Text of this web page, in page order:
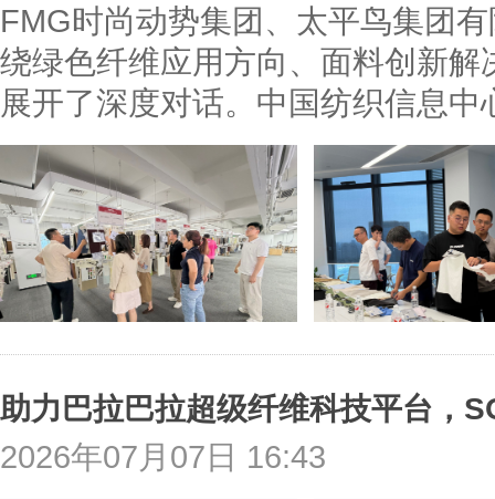
FMG时尚动势集团、太平鸟集团
绕绿色纤维应用方向、面料创新
展开了深度对话。中国纺织信息
2026年07月07日 16:43